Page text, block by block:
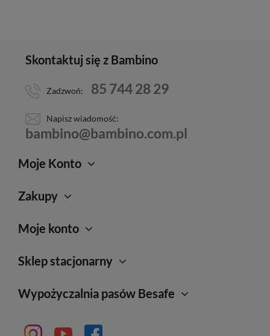
Skontaktuj się z Bambino
Zadzwoń: 85 744 28 29
Napisz wiadomość:
bambino@bambino.com.pl
Moje Konto
Zakupy
Moje konto
Sklep stacjonarny
Wypożyczalnia pasów Besafe